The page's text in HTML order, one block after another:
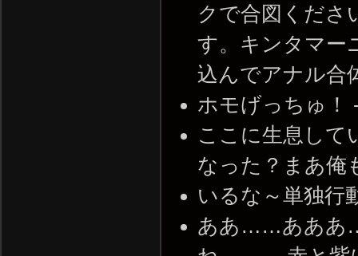
クで合図くださ
す。キンタマー
込んでアナル合
ホモげっちゅ！
ここに生息して
なった？まあ俺
いるな～単独行
ああ……あああ